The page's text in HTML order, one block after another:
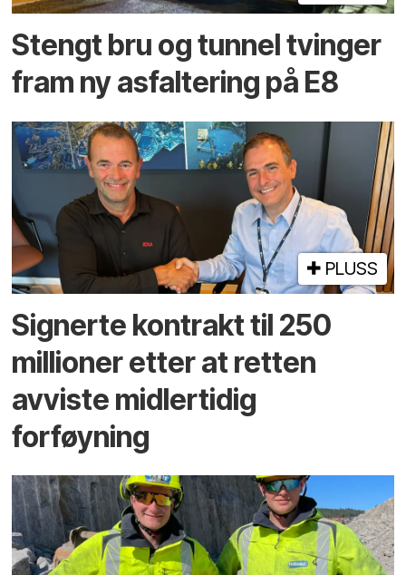
Stengt bru og tunnel tvinger
fram ny asfaltering på E8
PLUSS
Signerte kontrakt til 250
millioner etter at retten
avviste midlertidig
forføyning